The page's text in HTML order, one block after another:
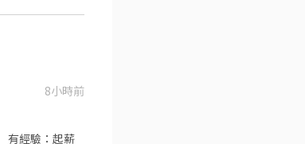
8小時前
有經驗：起薪